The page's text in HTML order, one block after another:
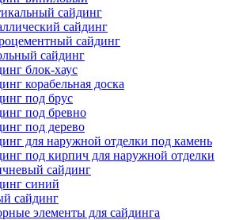
сайдинг
сайдинг
сайдинг
сайдинг
блок-хаус
корабельная доска
под брус
под бревно
под дерево
для наружной отделки под камень
под кирпич для наружной отделки
сайдинг
синий
сайдинг
элементы для сайдинга